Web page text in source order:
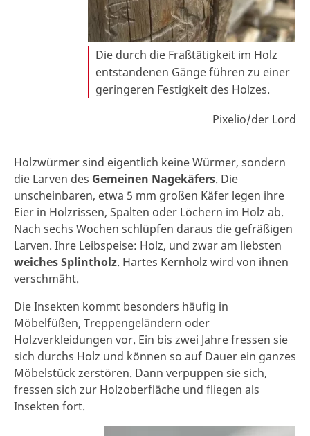
Die durch die Fraßtätigkeit im Holz
entstandenen Gänge führen zu einer
geringeren Festigkeit des Holzes.
Pixelio/der Lord
Holzwürmer sind eigentlich keine Würmer, sondern
die Larven des Gemeinen Nagekäfers. Die
unscheinbaren, etwa 5 mm großen Käfer legen ihre
Eier in Holzrissen, Spalten oder Löchern im Holz ab.
Nach sechs Wochen schlüpfen daraus die gefräßigen
Larven. Ihre Leibspeise: Holz, und zwar am liebsten
weiches Splintholz. Hartes Kernholz wird von ihnen
verschmäht.
Die Insekten kommt besonders häufig in
Möbelfüßen, Treppengeländern oder
Holzverkleidungen vor. Ein bis zwei Jahre fressen sie
sich durchs Holz und können so auf Dauer ein ganzes
Möbelstück zerstören. Dann verpuppen sie sich,
fressen sich zur Holzoberfläche und fliegen als
Insekten fort.